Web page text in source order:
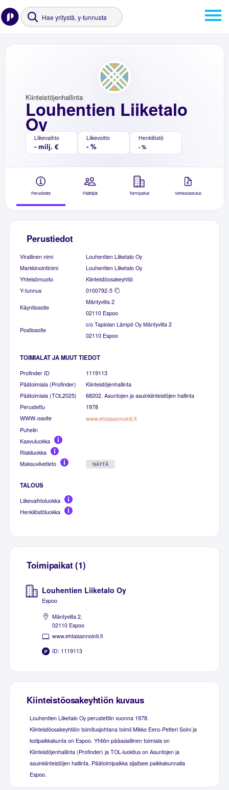
Louhentien Liiketalo
Oy
Kiinteistöjenhallinta
Liikevaihto
- milj. €
Liikevoitto
- %
Henkilöstö
- %
Perustiedot Päättäjät Toimipaikat Verkkolaskutus
Perustiedot
Virallinen nimi
Louhentien Liiketalo Oy
Markkinointinimi
Louhentien Liiketalo Oy
Yhteisömuoto
Kiinteistöosakeyhtiö
Y-tunnus
0100792-5
Käyntiosoite
Mäntyviita 2
02110 Espoo
Postiosoite
c/o Tapiolan Lämpö Oy Mäntyviita 2
02110 Espoo
TOIMIALAT JA MUUT TIEDOT
Profinder ID
1119113
Päätoimiala (Profinder)
Kiinteistöjenhallinta
Päätoimiala (TOL2025)
68202. Asuntojen ja asuinkiinteistöjen hallinta
Perustettu
1978
WWW-osoite
www.ehtaisannointi.fi
Puhelin
Kasvuluokka
Riskiluokka
Maksuviivetieto
NÄYTÄ
TALOUS
Liikevaihtoluokka
Henkilöstöluokka
Toimipaikat (1)
Louhentien Liiketalo Oy
Espoo
Mäntyviita 2,
02110 Espoo
www.ehtaisannointi.fi
ID: 1119113
Kiinteistöosakeyhtiön kuvaus
Louhentien Liiketalo Oy perustettiin vuonna 1978.
Kiinteistöosakeyhtiön toimitusjohtana toimii Mikko Eero-Petteri Soini ja
kotipaikkakunta on Espoo. Yhtiön pääasiallinen toimiala on
Kiinteistöjenhallinta (Profinder) ja TOL-luokitus on Asuntojen ja
asuinkiinteistöjen hallinta. Päätoimipaikka sijaitsee paikkakunnalla
Espoo.